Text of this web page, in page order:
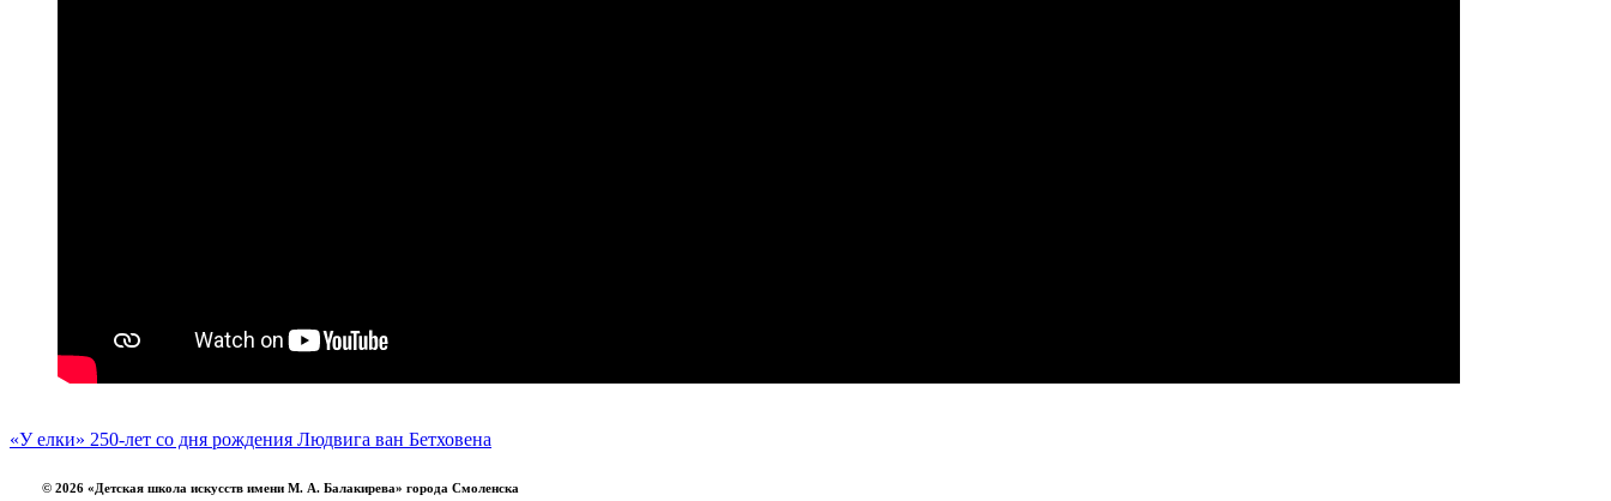
«У елки» 250-лет со дня рождения Людвига ван Бетховена
© 2026 «Детская школа искусств имени М. А. Балакирева» города Смоленска